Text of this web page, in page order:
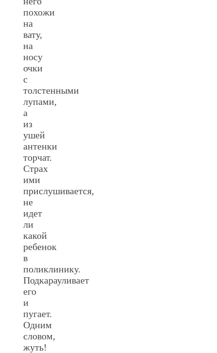
похожи
на
вату,
на
носу
очки
с
толстенными
лупами,
а
из
ушей
антенки
торчат.
Страх
ими
прислушивается,
не
идет
ли
какой
ребенок
в
поликлинику.
Подкарауливает
его
и
пугает.
Одним
словом,
жуть!